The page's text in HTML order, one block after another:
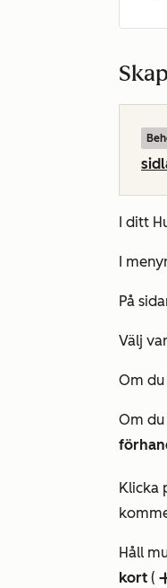
I ditt
I
På
Välj
Om
Om
Klicka
Håll
kort (